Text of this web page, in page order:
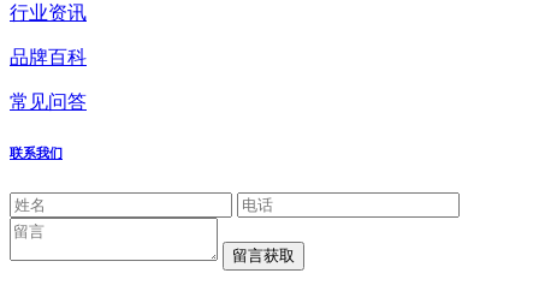
行业资讯
品牌百科
常见问答
联系我们